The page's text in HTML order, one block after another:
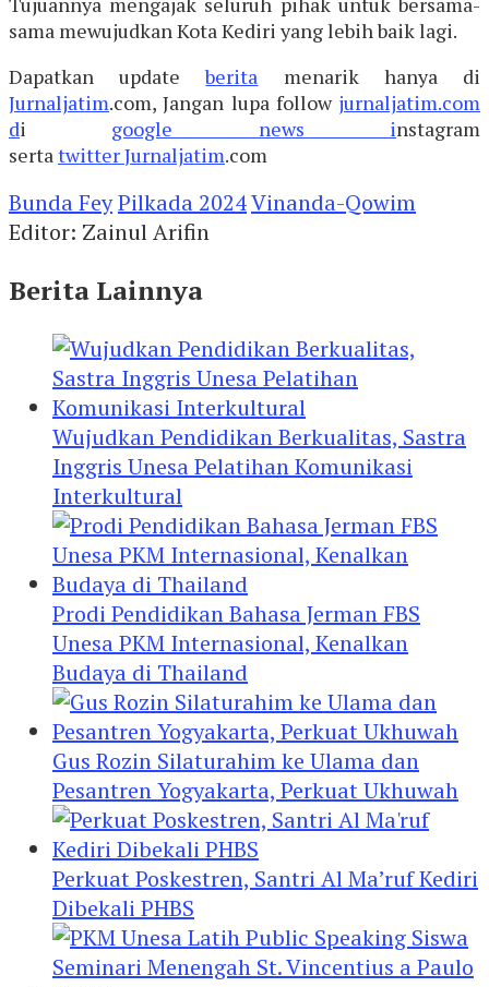
sama mewujudkan Kota Kediri yang lebih baik lagi.
Dapatkan updateberita menarik hanya di
Jurnaljatim.com, Jangan lupa follow jurnaljatim.com
di google news instagram
serta twitterJurnaljatim.com
Bunda FeyPilkada 2024Vinanda-Qowim
Editor: Zainul Arifin
Berita Lainnya
Wujudkan Pendidikan Berkualitas, Sastra
Inggris Unesa Pelatihan Komunikasi
Interkultural
Prodi Pendidikan Bahasa Jerman FBS
Unesa PKM Internasional, Kenalkan
Budaya di Thailand
Gus Rozin Silaturahim ke Ulama dan
Pesantren Yogyakarta, Perkuat Ukhuwah
Perkuat Poskestren, Santri Al Ma’ruf Kediri
Dibekali PHBS